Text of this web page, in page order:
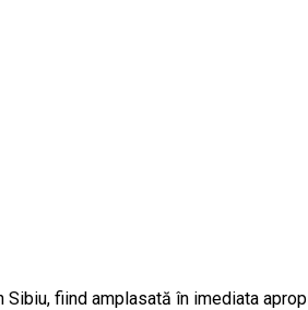
fiind amplasată în imediata